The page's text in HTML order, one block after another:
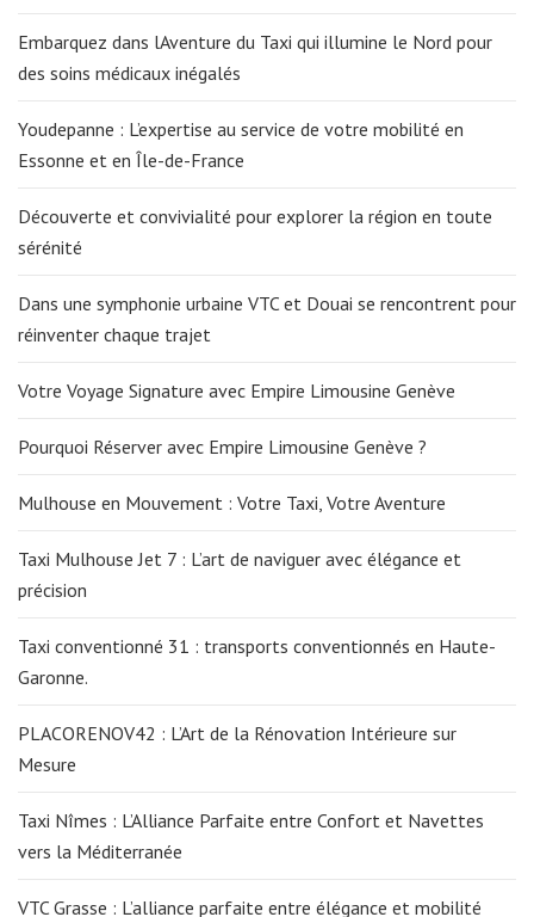
Embarquez dans lAventure du Taxi qui illumine le Nord pour
des soins médicaux inégalés
Youdepanne : L’expertise au service de votre mobilité en
Essonne et en Île-de-France
Découverte et convivialité pour explorer la région en toute
sérénité
Dans une symphonie urbaine VTC et Douai se rencontrent pour
réinventer chaque trajet
Votre Voyage Signature avec Empire Limousine Genève
Pourquoi Réserver avec Empire Limousine Genève ?
Mulhouse en Mouvement : Votre Taxi, Votre Aventure
Taxi Mulhouse Jet 7 : L’art de naviguer avec élégance et
précision
Taxi conventionné 31 : transports conventionnés en Haute-
Garonne.
PLACORENOV42 : L’Art de la Rénovation Intérieure sur
Mesure
Taxi Nîmes : L’Alliance Parfaite entre Confort et Navettes
vers la Méditerranée
VTC Grasse : L’alliance parfaite entre élégance et mobilité